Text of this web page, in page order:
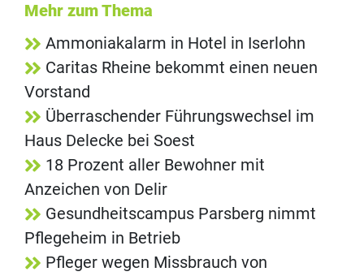
Mehr zum Thema
Ammoniakalarm in Hotel in Iserlohn
Caritas Rheine bekommt einen neuen
Vorstand
Überraschender Führungswechsel im
Haus Delecke bei Soest
18 Prozent aller Bewohner mit
Anzeichen von Delir
Gesundheitscampus Parsberg nimmt
Pflegeheim in Betrieb
Pfleger wegen Missbrauch von